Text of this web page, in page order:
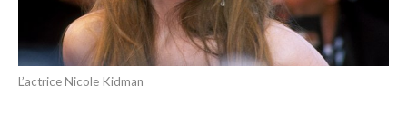
L’actrice Nicole Kidman